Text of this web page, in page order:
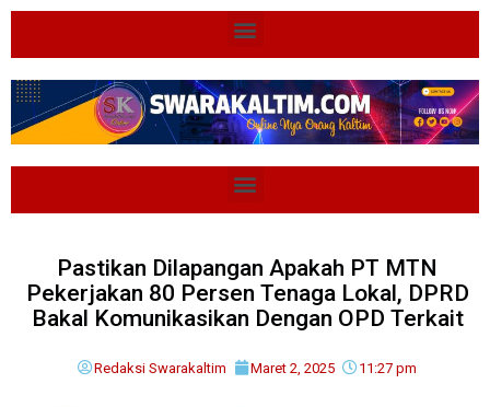
Pastikan Dilapangan Apakah PT MTN
Pekerjakan 80 Persen Tenaga Lokal, DPRD
Bakal Komunikasikan Dengan OPD Terkait
Redaksi Swarakaltim Maret 2, 2025 11:27 pm